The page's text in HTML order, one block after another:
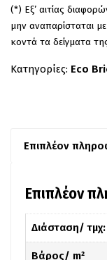
(*) Εξ’ αιτίας
μην αναπαρίσταται
κοντά τα δείγματα
Κατηγορίες: Eco
Επιπλέον
Επιπλέον
Διάσταση/ τμχ:
Βάρος/ m²